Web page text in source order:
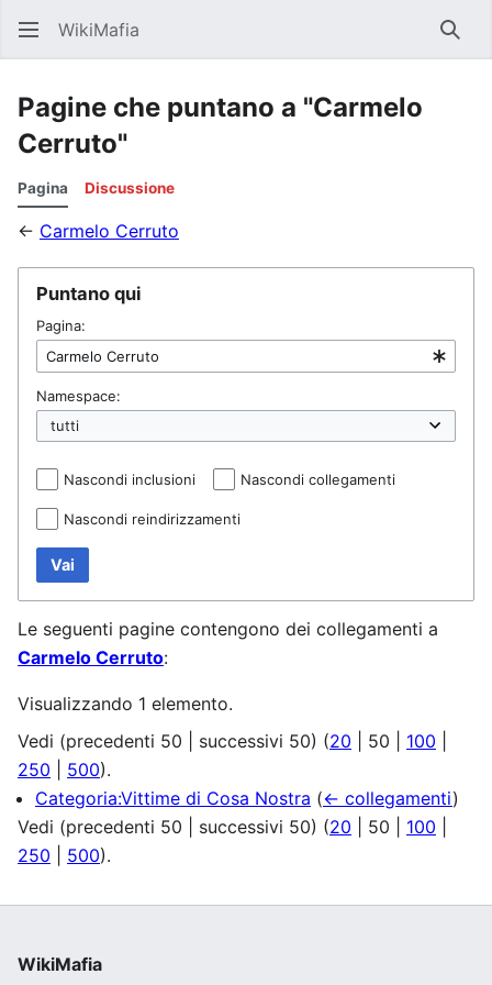
WikiMafia
Pagine che puntano a "Carmelo
Cerruto"
Pagina Discussione
← Carmelo Cerruto
Puntano qui
Pagina:
Namespace:
Nascondi inclusioni Nascondi collegamenti
Nascondi reindirizzamenti
Vai
Le seguenti pagine contengono dei collegamenti a
Carmelo Cerruto:
Visualizzando 1 elemento.
Vedi (precedenti 50 successivi 50) (20 50 100
250
500).
Categoria:Vittime di Cosa Nostra (← collegamenti)
Vedi (precedenti 50 successivi 50) (20 50 100
250
500).
WikiMafia